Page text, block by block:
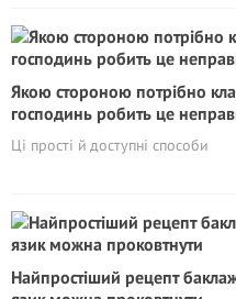
Якою стороною потрібно
господинь робить це
Ці прості й доступні способи
Найпростіший рецепт